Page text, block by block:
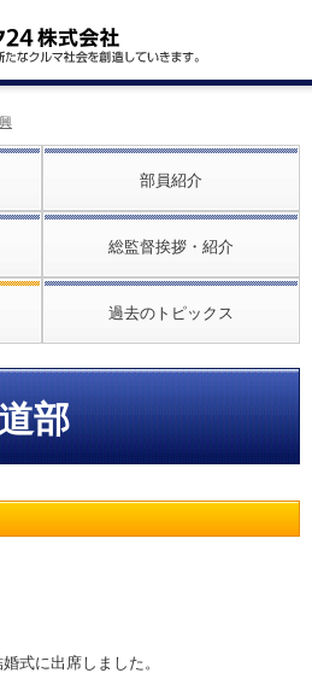
部員紹介
総監督挨拶・紹介
過去のトピックス
部
式に出席しました。